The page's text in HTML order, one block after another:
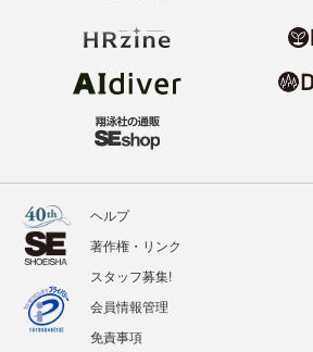
ヘルプ
著作権・リンク
スタッフ募集!
会員情報管理
免責事項